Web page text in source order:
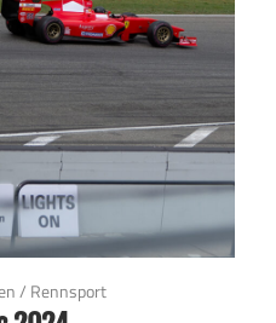
/ Rennsport